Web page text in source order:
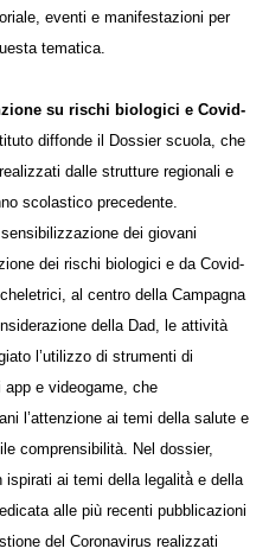
eventi e manifestazioni per
tematica.
su rischi biologici e Covid-
diffonde il Dossier scuola, che
dalle strutture regionali e
scolastico precedente.
dei giovani
dei rischi biologici e da Covid-
al centro della Campagna
della Dad, le attività
l’utilizzo di strumenti di
e videogame, che
l’attenzione ai temi della salute
comprensibilità. Nel dossier,
ai temi della legalità̀ e della
alle più recenti pubblicazioni
del Coronavirus realizzati